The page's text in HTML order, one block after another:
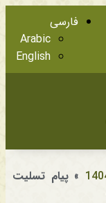
فارسی
Arabic
English
»پیام تسلیت